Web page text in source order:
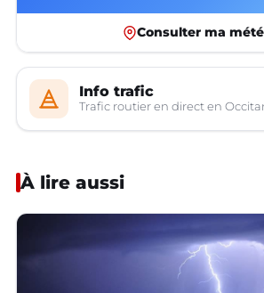
Consulter ma
Info trafic
Trafic routier en direct en
À lire aussi